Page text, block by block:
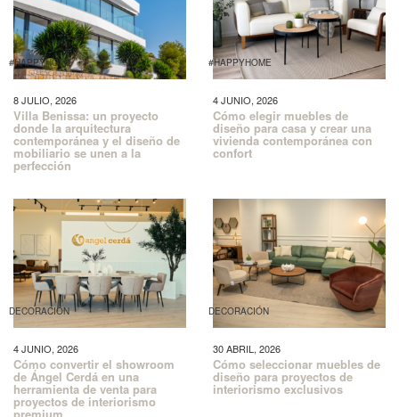
#HAPPYHOME
8 JULIO, 2026
Villa Benissa: un proyecto
donde la arquitectura
contemporánea y el diseño de
mobiliario se unen a la
perfección
#HAPPYHOME
4 JUNIO, 2026
Cómo elegir muebles de
diseño para casa y crear una
vivienda contemporánea con
confort
DECORACIÓN
4 JUNIO, 2026
Cómo convertir el showroom
de Ángel Cerdá en una
herramienta de venta para
proyectos de interiorismo
DECORACIÓN
30 ABRIL, 2026
Cómo seleccionar muebles de
diseño para proyectos de
interiorismo exclusivos